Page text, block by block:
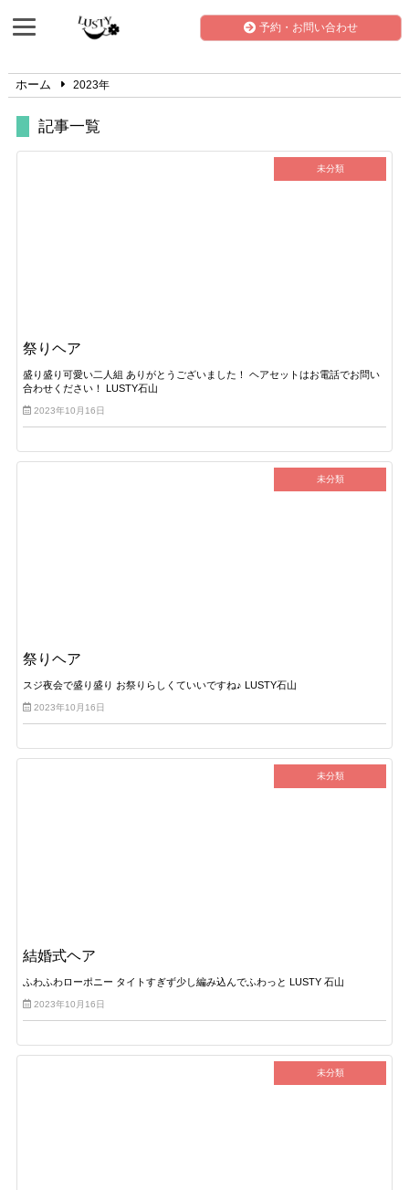
予約・お問い合わせ
ホーム 2023年
記事一覧
未分類
祭りヘア
盛り盛り可愛い二人組 ありがとうございました！ ヘアセットはお電話でお問い
合わせください！ LUSTY石山
2023年10月16日
未分類
祭りヘア
スジ夜会で盛り盛り お祭りらしくていいですね♪ LUSTY石山
2023年10月16日
未分類
結婚式ヘア
ふわふわローポニー タイトすぎず少し編み込んでふわっと LUSTY 石山
2023年10月16日
未分類